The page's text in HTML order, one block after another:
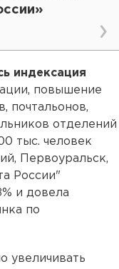
индексация
повышение
почтальонов,
отделений
тыс. человек
Первоуральск,
России"
и довела
по
увеличивать